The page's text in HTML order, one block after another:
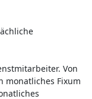
Von
monatliches Fixum